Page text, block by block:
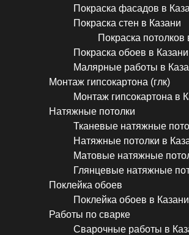
Покраска фасадов в
Покраска стен в Казани
Покраска потолков
Покраска обоев в Казани
Малярные работы в
Монтаж гипсокартона (глк)
Монтаж гипсокартона в
Натяжные потолки
Тканевые натяжные
Натяжные потолки в
Матовые натяжные
Глянцевые натяжные
Поклейка обоев
Поклейка обоев в Казани
Работы по сварке
Сварочные работы в